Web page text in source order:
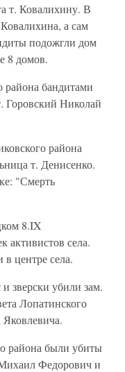
т. Ковалихину. В
а сам
подожгли дом
8 домов.
бандитами
Горовский Николай
района
т. Денисенко.
"Смерть
8.IX
активистов села.
центре села.
зверски убили зам.
Лопатинского
района были убиты
Федорович и